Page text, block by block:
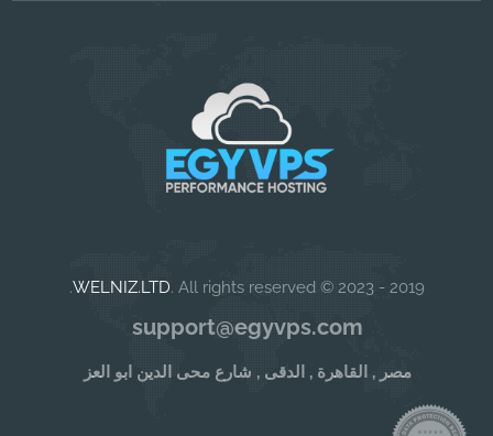
2019 - 2023 ©
WELNIZ.LTD. All rights reserved.
support@egyvps.com
مصر , القاهرة , الدقى , شارع محى الدين ابو العز